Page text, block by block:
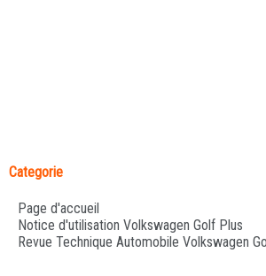
Categorie
Page d'accueil
Notice d'utilisation Volkswagen Golf Plus
Revue Technique Automobile Volkswagen